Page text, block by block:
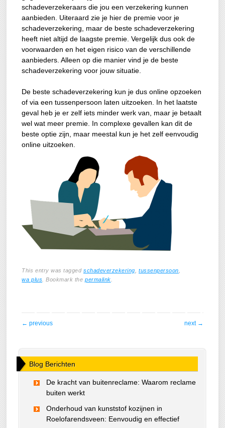
schadeverzekeraars die jou een verzekering kunnen
aanbieden. Uiteraard zie je hier de premie voor je
schadeverzekering, maar de beste schadeverzekering
heeft niet altijd de laagste premie. Vergelijk dus ook de
voorwaarden en het eigen risico van de verschillende
aanbieders. Alleen op die manier vind je de beste
schadeverzekering voor jouw situatie.
De beste schadeverzekering kun je dus online opzoeken
of via een tussenpersoon laten uitzoeken. In het laatste
geval heb je er zelf iets minder werk van, maar je betaalt
wel wat meer premie. In complexe gevallen kan dit de
beste optie zijn, maar meestal kun je het zelf eenvoudig
online uitzoeken.
This entry was tagged schadeverzekering tussenpersoon
wa plus . Bookmark thepermalink
post navigation
← previous next →
Blog Berichten
De kracht van buitenreclame: Waarom reclame
buiten werkt
Onderhoud van kunststof kozijnen in
Roelofarendsveen: Eenvoudig en effectief